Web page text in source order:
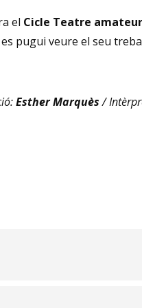
el Cicle Teatre
pugui veure el seu
Esther Marquès/